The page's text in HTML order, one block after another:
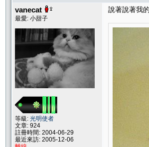
vanecat
最愛: 小甜子
等級: 光明使者
文章: 924
註冊時間: 2004-06-29
最近來訪: 2005-12-06
說著說著我